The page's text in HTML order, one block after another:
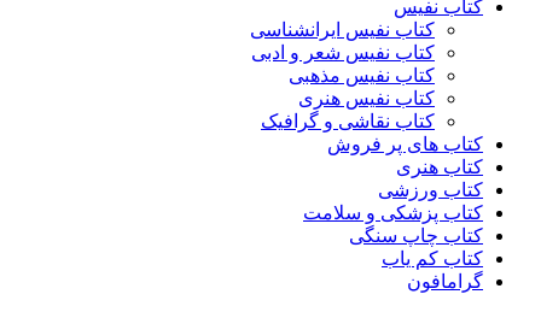
کتاب نفیس
کتاب نفیس ایرانشناسی
کتاب نفیس شعر و ادبی
کتاب نفیس مذهبی
کتاب نفیس هنری
کتاب نقاشی و گرافیک
کتاب های پر فروش
کتاب هنری
کتاب ورزشی
کتاب پزشکی و سلامت
کتاب چاپ سنگی
کتاب کم یاب
گرامافون